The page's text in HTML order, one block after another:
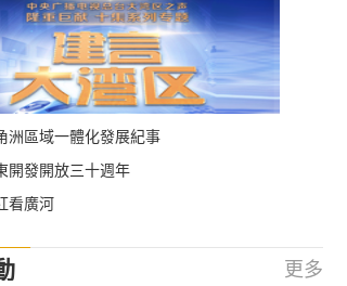
洲區域一體化發展紀事
開發開放三十週年
看廣河
更多